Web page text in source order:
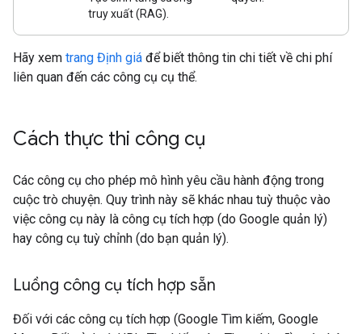
truy xuất (RAG).
Hãy xem trang Định giá để biết thông tin chi tiết về chi phí
liên quan đến các công cụ cụ thể.
Cách thực thi công cụ
Các công cụ cho phép mô hình yêu cầu hành động trong
cuộc trò chuyện. Quy trình này sẽ khác nhau tuỳ thuộc vào
việc công cụ này là công cụ tích hợp (do Google quản lý)
hay công cụ tuỳ chỉnh (do bạn quản lý).
Luồng công cụ tích hợp sẵn
Đối với các công cụ tích hợp (Google Tìm kiếm, Google